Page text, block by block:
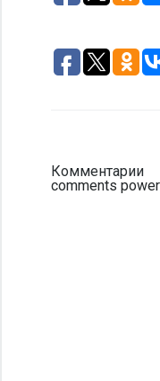
Комментарии
comments